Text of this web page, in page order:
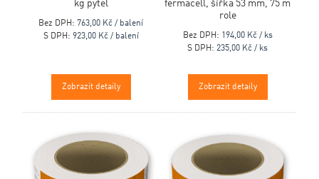
kg pytel
Bez DPH: 763,00 Kč / balení
S DPH: 923,00 Kč / balení
Zobrazit detaily
fermacell, šířka 53 mm, 75 m
role
Bez DPH: 194,00 Kč / ks
S DPH: 235,00 Kč / ks
Zobrazit detaily